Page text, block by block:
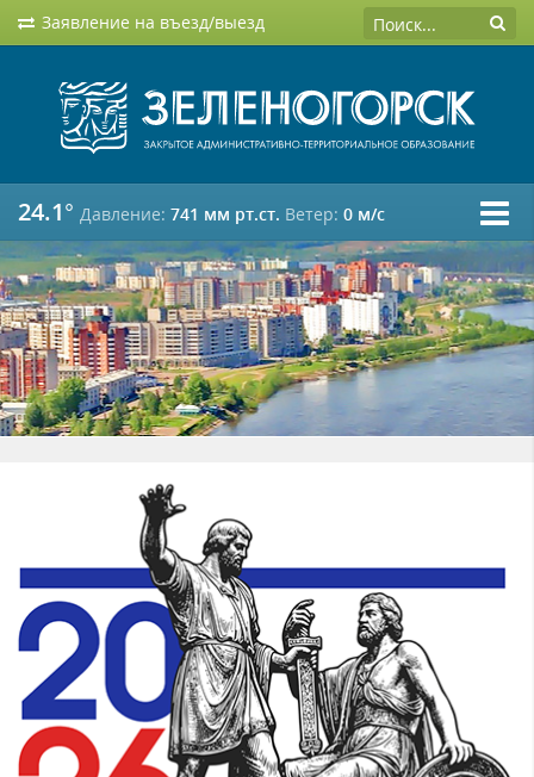
Заявление на въезд/выезд
24.1° Давление: 741 мм рт.ст. Ветер: 0 м/c